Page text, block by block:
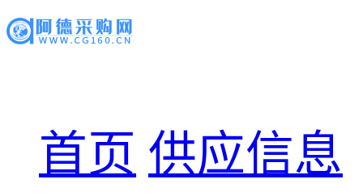
首页 供应信息